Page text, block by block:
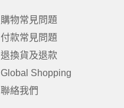
購物常見問題
付款常見問題
退換貨及退款
Global Shopping
聯絡我們